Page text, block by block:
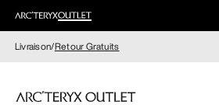
Livraison/Retour Gratuits